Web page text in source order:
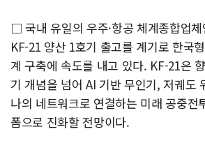
□ 국내 유일의 우주·항공 체계종합업
KF-21 양산 1호기 출고를 계기로 한국
계 구축에 속도를 내고 있다. KF-21은
기 개념을 넘어 AI 기반 무인기, 저궤도
나의 네트워크로 연결하는 미래 공중전
폼으로 진화할 전망이다.